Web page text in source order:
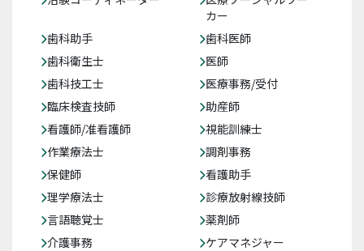
カー
歯科助手
歯科医師
歯科衛生士
医師
歯科技工士
医療事務/受付
臨床検査技師
助産師
看護師/准看護師
視能訓練士
作業療法士
調剤事務
保健師
看護助手
理学療法士
診療放射線技師
言語聴覚士
薬剤師
介護事務
ケアマネジャー